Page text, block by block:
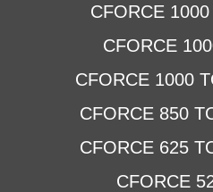
CFORCE
CFORCE
CFORCE 1000
CFORCE 850
CFORCE 625
CFORCE